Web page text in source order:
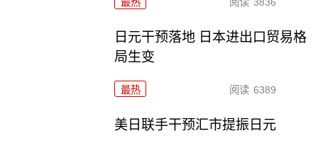
最热 阅读 3836
日元干预落地 日本进出口贸易格
局生变
最热 阅读 6389
美日联手干预汇市提振日元